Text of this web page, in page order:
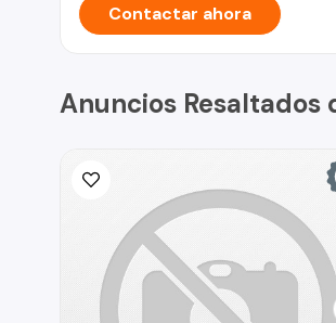
Contactar ahora
Anuncios Resaltados